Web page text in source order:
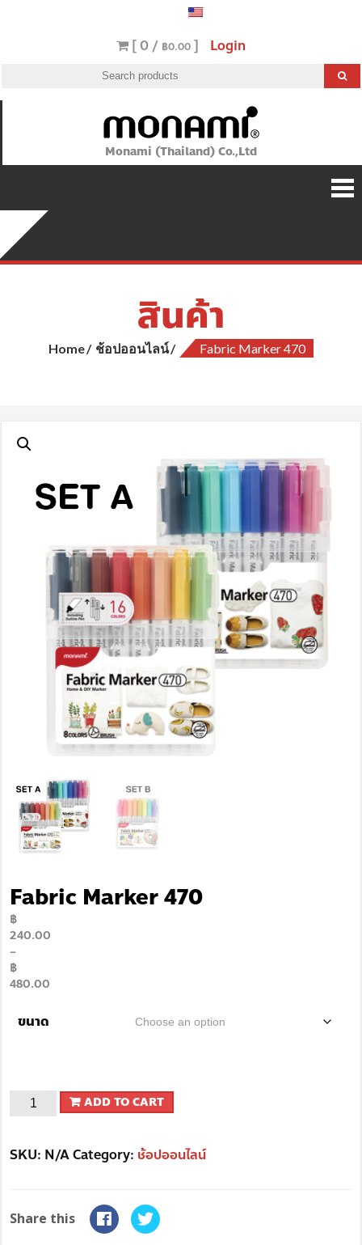
[ 0 / ฿0.00 ] Login
Monami (Thailand) Co.,Ltd
สินค้า
Home ช้อปออนไลน์ Fabric Marker 470
Fabric Marker 470
฿
240.00
–
฿
480.00
ขนาด
ADD TO CART
SKU: N/ACategory: ช้อปออนไลน์
Share this